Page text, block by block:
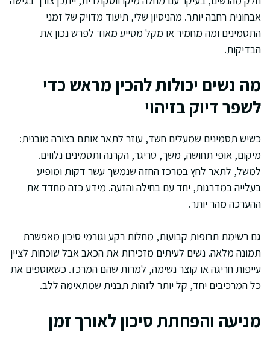
אבחונית רחבה יותר. מהניסיון שלי, תיעוד מדויק של זמני
התסמינים ומה מחמיר או מקל מסייע מאוד לפרש נכון את
הבדיקות.
מה נשים יכולות להכין מראש כדי
לשפר דיוק בזיהוי
כשיש תסמינים שמעלים חשד, עוזר לתאר אותם בצורה מובנית:
מיקום, אופי תחושה, משך, טריגר, הקרנה ותסמינים נלווים.
למשל, לתאר לחץ במרכז החזה שנמשך עשר דקות ומופיע
בעלייה במדרגות, יחד עם בחילה והזעה. מידע כזה מחדד את
ההערכה מהר יותר.
גם רשימת תרופות קבועות, מחלות רקע וגורמי סיכון מאפשרת
תמונה מלאה. נשים לעיתים מזכירות את הכאב אבל שוכחות לציין
עייפות חריגה או קוצר נשימה, למרות שהם המרכז. כשאוספים את
כל המרכיבים יחד, קל יותר לזהות תבנית שמתאימה ללב.
מניעה והפחתת סיכון לאורך זמן